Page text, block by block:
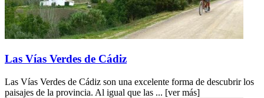
Las Vías Verdes de Cádiz
Las Vías Verdes de Cádiz son una excelente forma de descubrir los
paisajes de la provincia. Al igual que las ... [ver más]